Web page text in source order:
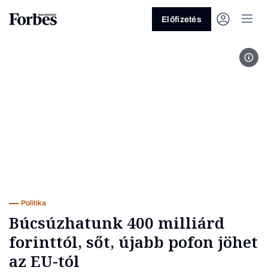
Előfizetés
Politika
Búcsúzhatunk 400 milliárd
forinttól, sőt, újabb pofon jöhet
az EU-tól